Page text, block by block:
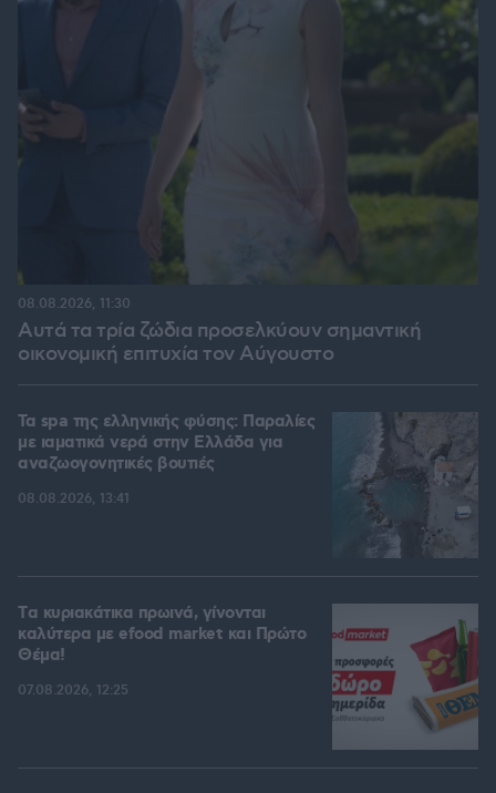
Αυτά τα τρία ζώδια προσελκύουν σημαντική
οικονομική επιτυχία τον Αύγουστο
08.08.2026, 11:30
Τα spa της ελληνικής φύσης: Παραλίες
με ιαματικά νερά στην Ελλάδα για
αναζωογονητικές βουτιές
08.08.2026, 13:41
Tα κυριακάτικα πρωινά, γίνονται
καλύτερα με efood market και Πρώτο
Θέμα!
07.08.2026, 12:25